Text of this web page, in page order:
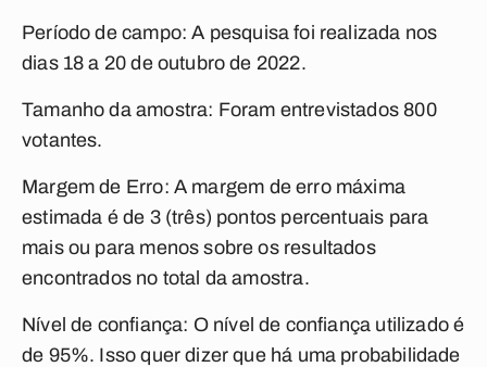
Período de campo: A pesquisa foi realizada nos
dias 18 a 20 de outubro de 2022.
Tamanho da amostra: Foram entrevistados 800
votantes.
Margem de Erro: A margem de erro máxima
estimada é de 3 (três) pontos percentuais para
mais ou para menos sobre os resultados
encontrados no total da amostra.
Nível de confiança: O nível de confiança utilizado é
de 95%. Isso quer dizer que há uma probabilidade